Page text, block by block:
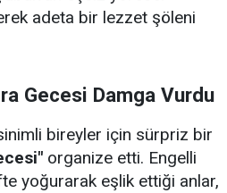
adeta bir lezzet şöleni
Gecesi Damga Vurdu
bireyler için sürpriz bir
organize etti. Engelli
yoğurarak eşlik ettiği anlar,